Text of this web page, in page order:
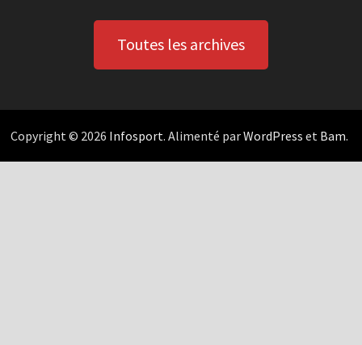
Toutes les archives
Copyright © 2026 Infosport. Alimenté parWordPress et Bam.